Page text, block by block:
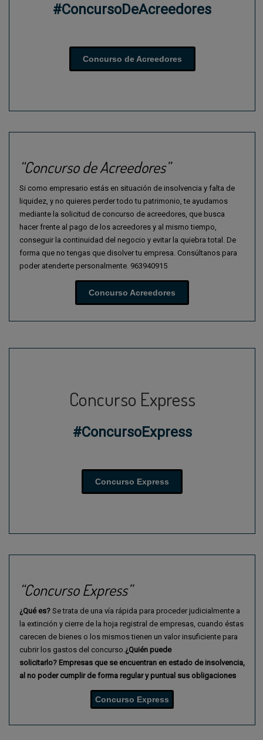
#ConcursoDeAcreedores
Concurso de Acreedores
“Concurso de Acreedores”
Si como empresario estás en situación de insolvencia y falta de
liquidez, y no quieres perder todo tu patrimonio, te ayudamos
mediante la solicitud de concurso de acreedores, que busca
hacer frente al pago de los acreedores y al mismo tiempo,
conseguir la continuidad del negocio y evitar la quiebra total. De
forma que no tengas que disolver tu empresa. Consúltanos para
poder atenderte personalmente. 963940915
Concurso Acreedores
Concurso Express
#ConcursoExpress
Concurso Express
“Concurso Express”
¿Qué es? Se trata de una vía rápida para proceder judicialmente a
la extinción y cierre de la hoja registral de empresas, cuando éstas
carecen de bienes o los mismos tienen un valor insuficiente para
cubrir los gastos del concurso. ¿Quién puede
solicitarlo? Empresas que se encuentran en estado de insolvencia,
al no poder cumplir de forma regular y puntual sus obligaciones
Concurso Express